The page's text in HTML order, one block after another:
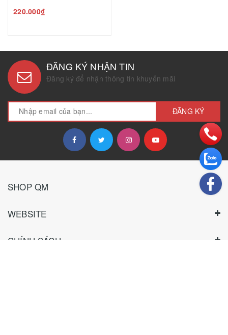
220.000₫
ĐĂNG KÝ NHẬN TIN
Đăng ký để nhận thông tin khuyến mãi
ĐĂNG KÝ
SHOP QM
WEBSITE
CHÍNH SÁCH